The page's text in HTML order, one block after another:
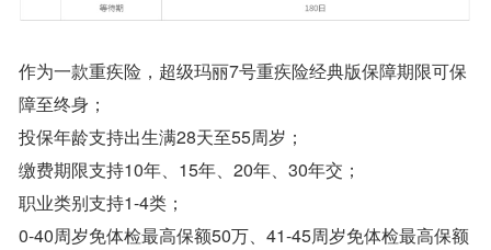
作为一款重疾险，超级玛丽7号重疾险经典版保障期限可保
障至终身；
投保年龄支持出生满28天至55周岁；
缴费期限支持10年、15年、20年、30年交；
职业类别支持1-4类；
0-40周岁免体检最高保额50万、41-45周岁免体检最高保额